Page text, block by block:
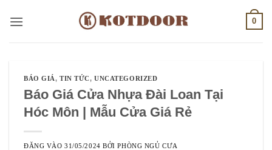
qua
0
BÁO GIÁ,TIN TỨC,UNCATEGORIZED
Báo Giá Cửa Nhựa Đài Loan Tại
Hóc Môn | Mẫu Cửa Giá Rẻ
ĐĂNG VÀO31/05/2024 BỞIPHÒNG NGỦ CƯA